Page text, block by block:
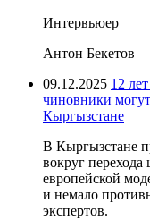
Интервьюер
Антон Бекетов
09.12.2025 12
чиновники
Кыргызстане
В Кыргызстане
вокруг перехода
европейской
и немало
экспертов.